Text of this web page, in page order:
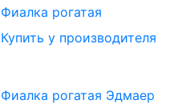
Фиалка рогатая
Купить у производителя
Фиалка рогатая Эдмаер